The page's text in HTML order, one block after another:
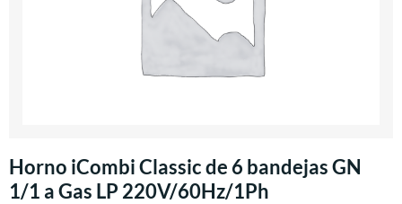
Horno iCombi Classic de 6 bandejas GN
1/1 a Gas LP 220V/60Hz/1Ph